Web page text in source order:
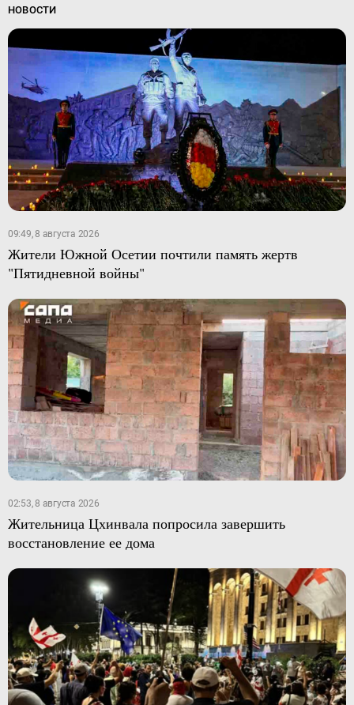
НОВОСТИ
09:49, 8 августа 2026
Жители Южной Осетии почтили память жертв
"Пятидневной войны"
02:53, 8 августа 2026
Жительница Цхинвала попросила завершить
восстановление ее дома